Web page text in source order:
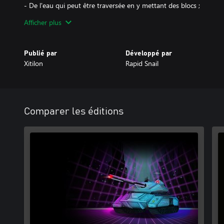
- De l'eau qui peut être traversée en y mettant des blocs ;
- Convoyeurs ;
Récupérez les 145 cubes holographiques dans 45 niveaux
Afficher plus
Publié par
Xitilon
Développé par
Rapid Snail
Comparer les éditions